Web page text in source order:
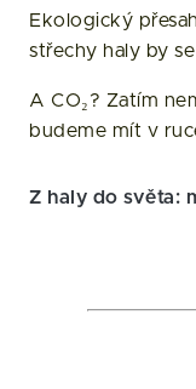
Ekologický
střechy haly by
A CO₂? Zatím
budeme mít v
Z haly do světa: